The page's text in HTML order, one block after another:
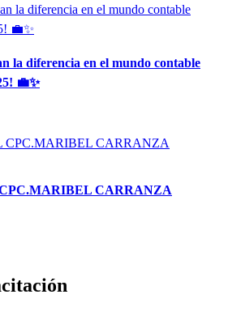
la diferencia en el mundo contable
💼✨
CARRANZA